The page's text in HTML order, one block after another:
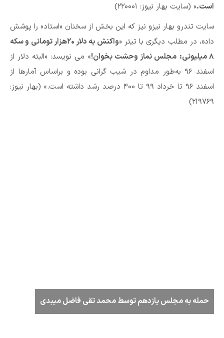
است.» (سایت بهار نیوز: ۲۲۰۰۰۱)
سایت تندرو بهار نیزو نیز که این بخش از سخنان «استاد» را پوشش
داده، در مطلب دیگری با تیتر «
واكنش به دلار ۲۰هزار تومانی و سکه
۸ میلیونی:
مجلس نماز وحشت بخوان!» می نویسد: «البته دلار از
اسفند ۹۶ به‌طور مداوم در شیب گرانی بوده و براساس آمارها از
اسفند ۹۶ تا خرداد ۹۹ تا ۴۰۰ درصد رشد داشته است.» (بهار نیوز:
۲۱۹۷۶۹)
حمله به مجلس یازدهم توسط محمد تقی فاضل میبدی